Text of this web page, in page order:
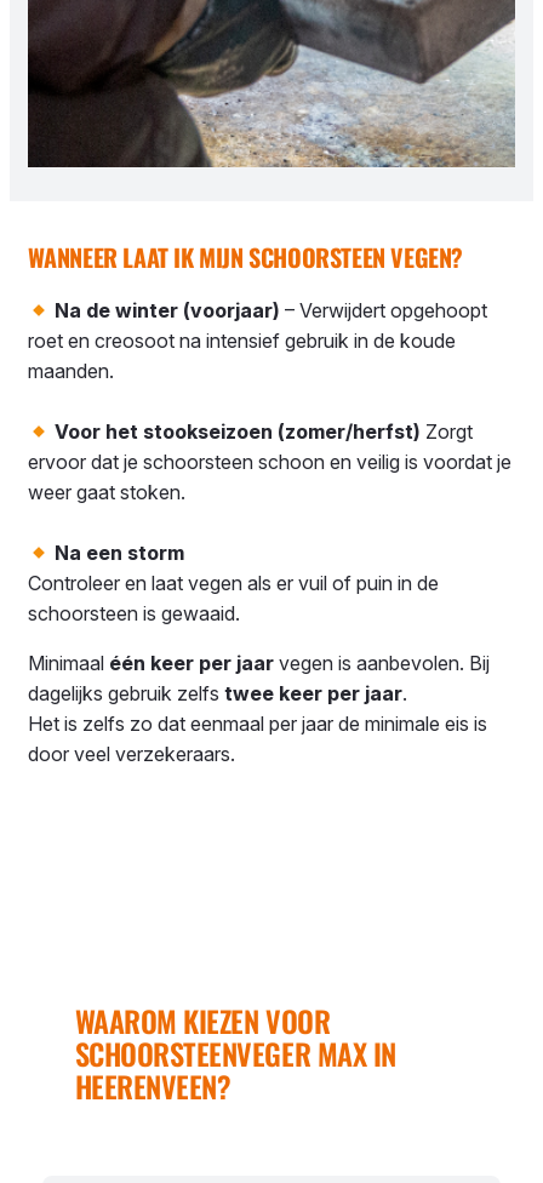
WANNEER LAAT IK MIJN SCHOORSTEEN VEGEN?
Na de winter (voorjaar) – Verwijdert opgehoopt
roet en creosoot na intensief gebruik in de koude
maanden.
Voor het stookseizoen (zomer/herfst) Zorgt
ervoor dat je schoorsteen schoon en veilig is voordat je
weer gaat stoken.
Na een storm
Controleer en laat vegen als er vuil of puin in de
schoorsteen is gewaaid.
Minimaal één keer per jaarvegen is aanbevolen. Bij
dagelijks gebruik zelfs twee keer per jaar.
Het is zelfs zo dat eenmaal per jaar de minimale eis is
door veel verzekeraars.
WAAROM KIEZEN VOOR
SCHOORSTEENVEGER MAX IN
HEERENVEEN?